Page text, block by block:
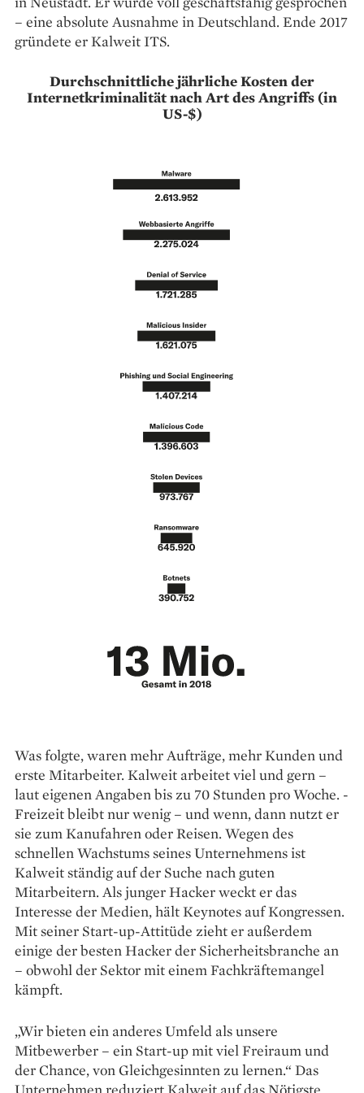
– eine absolute Ausnahme in Deutschland. Ende 2017
gründete er Kalweit ITS.
Durchschnittliche jährliche Kosten der
Internetkriminalität nach Art des Angriffs (in
US-$)
Was folgte, waren mehr Aufträge, mehr Kunden und
erste Mitarbeiter. Kalweit arbeitet viel und gern –
laut eigenen An­gaben bis zu 70 Stunden pro Woche. ­
Freizeit bleibt nur wenig – und wenn, dann nutzt er
sie zum Kanufahren oder Reisen. ­Wegen des
schnellen Wachstums seines Unter­nehmens ist
Kalweit ständig auf der Suche nach guten
Mitarbeitern. Als junger ­Hacker weckt er das
Interesse der ­Medien, hält Keynotes auf Kongressen.
Mit seiner Start-up-­Attitüde zieht er außerdem
einige der besten Hacker der Sicherheitsbranche an
– obwohl der Sektor mit einem Fachkräftemangel
kämpft.
„Wir bieten ein anderes Umfeld als unsere
Mitbewerber – ein Start-up mit viel Freiraum und
der Chance, von Gleichgesinnten zu lernen.“ Das